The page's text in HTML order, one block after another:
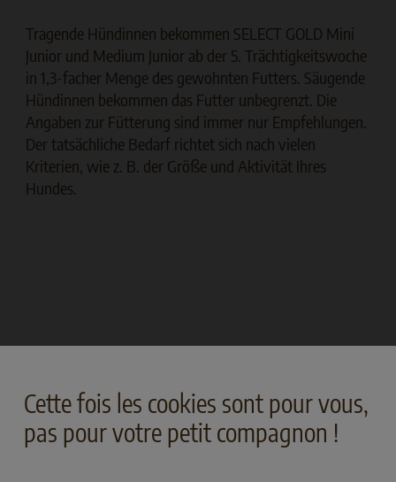
Tragende Hündinnen bekommen SELECT GOLD Mini
Junior und Medium Junior ab der 5. Trächtigkeitswoche
in 1,3-facher Menge des gewohnten Futters. Säugende
Hündinnen bekommen das Futter unbegrenzt. Die
Angaben zur Fütterung sind immer nur Empfehlungen.
Der tatsächliche Bedarf richtet sich nach vielen
Kriterien, wie z. B. der Größe und Aktivität Ihres
Hundes.
Cette fois les cookies sont pour vous,
pas pour votre petit compagnon !